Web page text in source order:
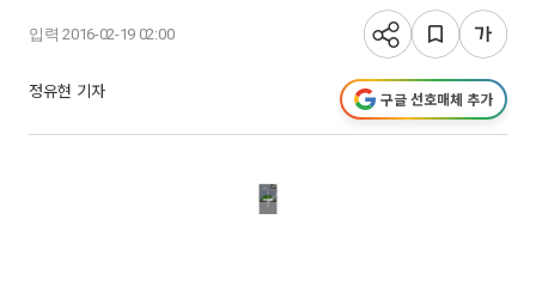
입력 2016-02-19 02:00
정유현 기자 구글 선호매체 추가